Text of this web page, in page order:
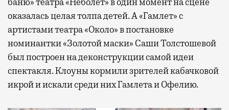
оказалась целая толпа детей. А «Гамлет» с
артистами театра «Около» в постановке
номинантки «Золотой маски» Саши Толстошевой
был построен на деконструкции самой идеи
спектакля. Клоуны кормили зрителей кабачковой
икрой и искали среди них Гамлета и Офелию.